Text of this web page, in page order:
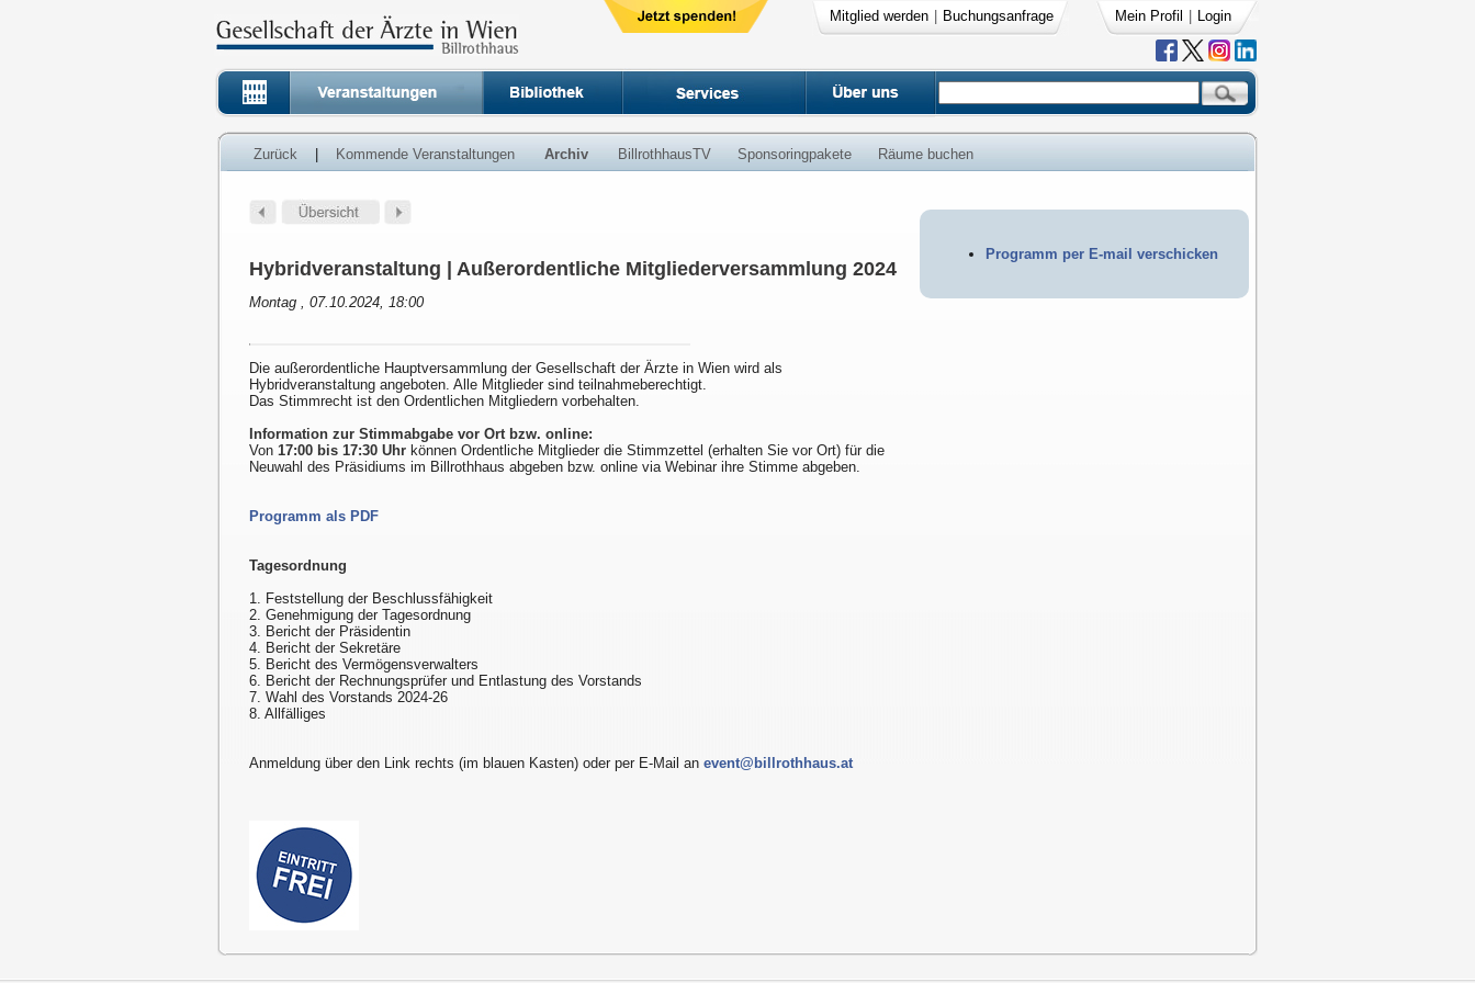
Mitglied werden Buchungsanfrage Mein Profil Login
Zurück Kommende Veranstaltungen Archiv BillrothhausTV Sponsoringpakete Räume buchen
Programm per E-mail verschicken
Hybridveranstaltung | Außerordentliche Mitgliederversammlung 2024
Montag , 07.10.2024, 18:00
Die außerordentliche Hauptversammlung der Gesellschaft der Ärzte in Wien wird als
Hybridveranstaltung angeboten. Alle Mitglieder sind teilnahmeberechtigt.
Das Stimmrecht ist den Ordentlichen Mitgliedern vorbehalten.
Information zur Stimmabgabe vor Ort bzw. online:
Von 17:00 bis 17:30 Uhr können Ordentliche Mitglieder die Stimmzettel (erhalten Sie vor Ort) für die
Neuwahl des Präsidiums im Billrothhaus abgeben bzw. online via Webinar ihre Stimme abgeben.
Programm als PDF
Tagesordnung
1. Feststellung der Beschlussfähigkeit
2. Genehmigung der Tagesordnung
3. Bericht der Präsidentin
4. Bericht der Sekretäre
5. Bericht des Vermögensverwalters
6. Bericht der Rechnungsprüfer und Entlastung des Vorstands
7. Wahl des Vorstands 2024-26
8. Allfälliges
Anmeldung über den Link rechts (im blauen Kasten) oder per E-Mail an event@billrothhaus.at